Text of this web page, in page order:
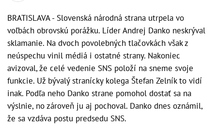
BRATISLAVA - Slovenská národná strana utrpela vo
voľbách obrovskú porážku. Líder Andrej Danko neskrýval
sklamanie. Na dvoch povolebných tlačovkách však z
neúspechu vinil médiá i ostatné strany. Nakoniec
avizoval, že celé vedenie SNS položí na sneme svoje
funkcie. Už bývalý stranícky kolega Štefan Zelník to vidí
inak. Podľa neho Danko strane pomohol dostať sa na
výslnie, no zároveň ju aj pochoval. Danko dnes oznámil,
že sa vzdáva postu predsedu SNS.